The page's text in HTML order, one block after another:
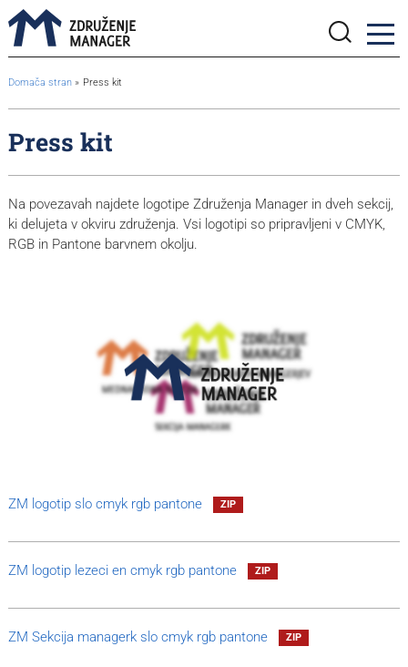
BreadcrumbsTemplate.TITLE_A11Y
Domača stran Press kit
Press kit
Na povezavah najdete logotipe Združenja Manager in dveh sekcij,
ki delujeta v okviru združenja. Vsi logotipi so pripravljeni v CMYK,
RGB in Pantone barvnem okolju.
ZM logotip slo cmyk rgb pantone ZIP
ZM logotip lezeci en cmyk rgb pantone ZIP
ZM Sekcija managerk slo cmyk rgb pantone ZIP